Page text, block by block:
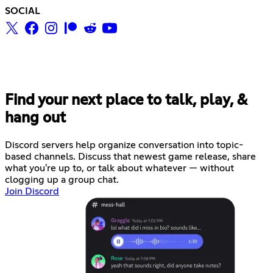
SOCIAL
Find your next place to talk, play, &
hang out
Discord servers help organize conversation into topic-
based channels. Discuss that newest game release, share
what you're up to, or talk about whatever — without
clogging up a group chat.
Join Discord